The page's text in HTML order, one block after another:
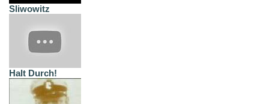
Sliwowitz
Halt Durch!